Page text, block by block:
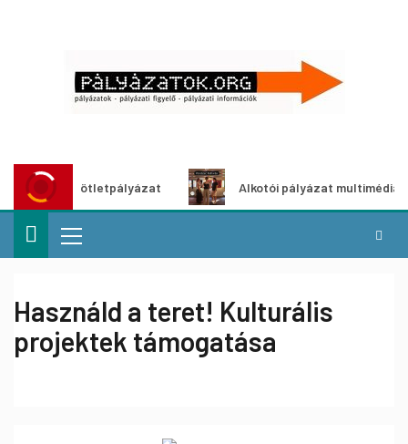
ötletpályázat Alkotói pályázat multimédia-
Használd a teret! Kulturális
projektek támogatása